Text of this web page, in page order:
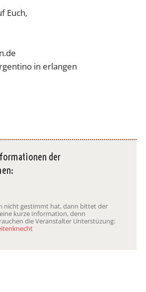
Euch,
in erlangen
der
nicht gestimmt hat, dann bittet der
kurze Information, denn
die Veranstalter Unterstüzung: